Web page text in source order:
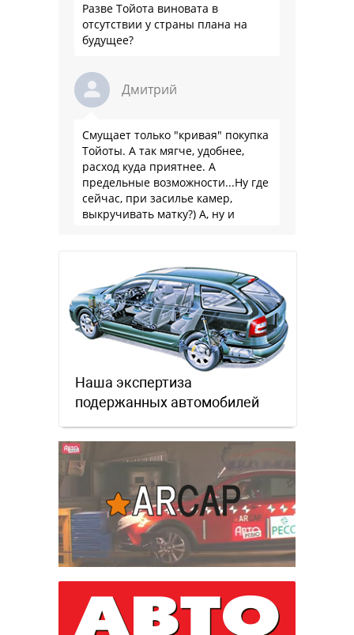
Разве Тойота виновата в
отсутствии у страны плана на
будущее?
Дмитрий
Смущает только "кривая" покупка
Тойоты. А так мягче, удобнее,
расход куда приятнее. А
предельные возможности...Ну где
сейчас, при засилье камер,
выкручивать матку?) А, ну и
Наша экспертиза
подержанных автомобилей